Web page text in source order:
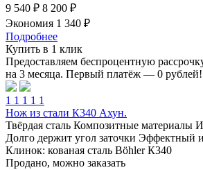
9 540 ₽ 8 200 ₽
Экономия 1 340 ₽
Подробнее
Купить в 1 клик
Предоставляем беспроцентную
на 3 месяца. Первый платёж — 0 рублей!
1 1 1 1 1
Нож из стали К340 Ахун.
Твёрдая сталь Композитные материалы
Долго держит угол заточки Эффектный
Клинок: кованая сталь Böhler К340
Продано, можно заказать